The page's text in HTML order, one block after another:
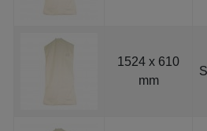
1524 x 610
mm